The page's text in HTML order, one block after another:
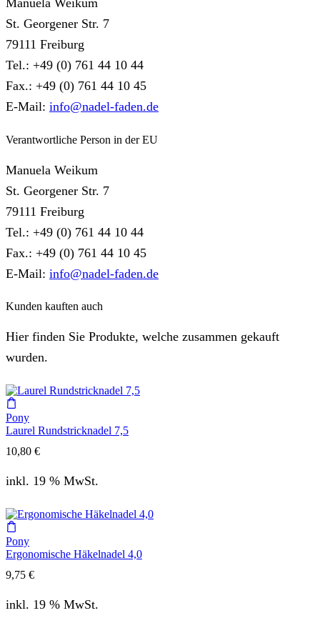
Manuela Weikum
St. Georgener Str. 7
79111 Freiburg
Tel.: +49 (0) 761 44 10 44
Fax.: +49 (0) 761 44 10 45
E-Mail: info@nadel-faden.de
Verantwortliche Person in der EU
Manuela Weikum
St. Georgener Str. 7
79111 Freiburg
Tel.: +49 (0) 761 44 10 44
Fax.: +49 (0) 761 44 10 45
E-Mail: info@nadel-faden.de
Kunden kauften auch
Hier finden Sie Produkte, welche zusammen gekauft
wurden.
Pony
Laurel Rundstricknadel 7,5
10,80 €
inkl. 19 % MwSt.
Pony
Ergonomische Häkelnadel 4,0
9,75 €
inkl. 19 % MwSt.